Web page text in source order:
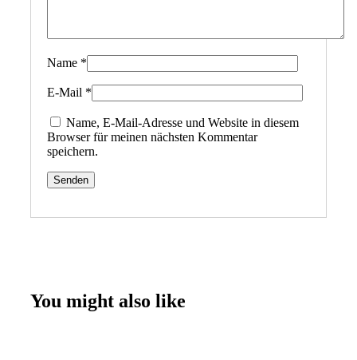
Name *
E-Mail *
Name, E-Mail-Adresse und Website in diesem
Browser für meinen nächsten Kommentar
speichern.
You might also like